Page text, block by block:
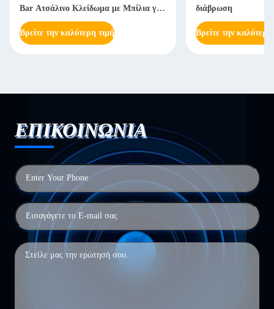
Bar Ατσάλινο Κλείδωμα με Μπίλια για
Βαριά Μηχανήματα
Βρείτε την καλύτερη τιμή
διάβρωση
Βρείτε την καλύτερη
ΕΠΙΚΟΙΝΩΝΙΑ